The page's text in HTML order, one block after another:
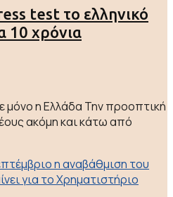
test το ελληνικό
10 χρόνια
η Ελλάδα Την προοπτική
ακόμη και κάτω από